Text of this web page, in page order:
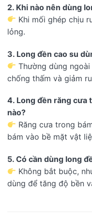
2. Khi nào nên dùng
Khi mối ghép chịu
lỏng.
3. Long đền cao su
Thường dùng
chống thấm và giảm
4. Long đền răng cưa
nào?
Răng cưa trong
bám vào bề mặt vật
5. Có cần dùng long
Không bắt buộc,
dùng để tăng độ bền